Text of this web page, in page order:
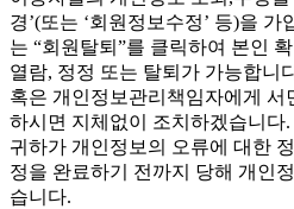
경’(또는 ‘회원정보수정’ 등)을
는 “회원탈퇴”를 클릭하여 본인
열람, 정정 또는 탈퇴가 가능합니
혹은 개인정보관리책임자에게 서
하시면 지체없이 조치하겠습니다.
귀하가 개인정보의 오류에 대한
정을 완료하기 전까지 당해 개인
습니다.